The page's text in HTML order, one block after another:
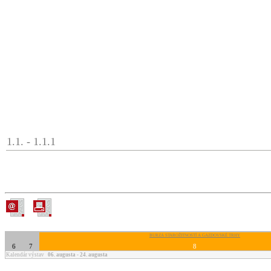
1.1. - 1.1.1
6 7
BURZA STAROŽITNOSTÍ A GAZDOVSKÉ TRHY
8
Kalendár výstav 06. augusta - 24. augusta